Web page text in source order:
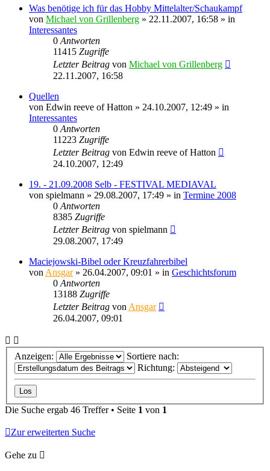
Was benötige ich für das Hobby Mittelalter/Schaukampf
von Michael von Grillenberg » 22.11.2007, 16:58 » in
Interessantes
0 Antworten
11415 Zugriffe
Letzter Beitrag von Michael von Grillenberg
22.11.2007, 16:58
Quellen
von Edwin reeve of Hatton » 24.10.2007, 12:49 » in
Interessantes
0 Antworten
11223 Zugriffe
Letzter Beitrag von Edwin reeve of Hatton
24.10.2007, 12:49
19. - 21.09.2008 Selb - FESTIVAL MEDIAVAL
von spielmann » 29.08.2007, 17:49 » in Termine 2008
0 Antworten
8385 Zugriffe
Letzter Beitrag von spielmann
29.08.2007, 17:49
Maciejowski-Bibel oder Kreuzfahrerbibel
von Ansgar» 26.04.2007, 09:01 » in Geschichtsforum
0 Antworten
13188 Zugriffe
Letzter Beitrag von Ansgar
26.04.2007, 09:01
Anzeigen:
Sortiere nach:
Richtung:
Die Suche ergab 46 Treffer • Seite 1 von 1
Zur erweiterten Suche
Gehe zu